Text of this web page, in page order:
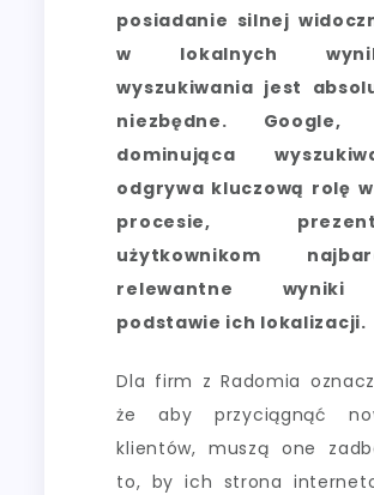
posiadanie silnej
w lokalnych
wyszukiwania jest
niezbędne. Google,
dominująca
odgrywa kluczową rolę
procesie,
użytkownikom
relewantne
podstawie ich lokalizacji.
Dla firm z Radomia
że aby przyciągnąć
klientów, muszą one
to, by ich strona